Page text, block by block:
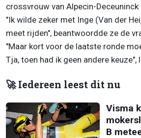
crossvrouw van Alpecin-Deceuninck
"Ik wilde zeker met Inge (Van der
meet rijden", beantwoordde ze de
"Maar kort voor de laatste ronde
Tja, toen had ik geen andere keuze",
🚀 Iedereen leest dit nu
Visma
B